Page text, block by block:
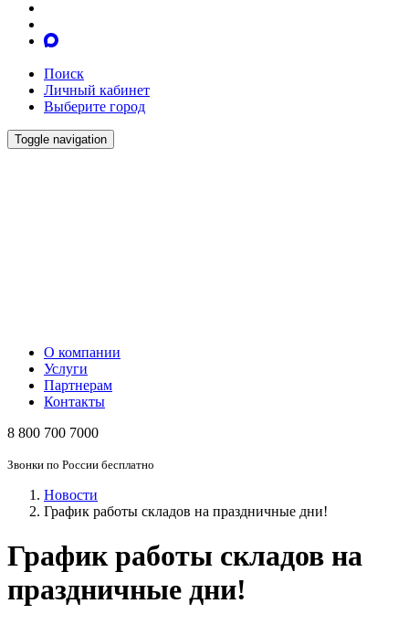
Поиск
Личный кабинет
Выберите город
Toggle navigation
О компании
Услуги
Партнерам
Контакты
8 800 700 7000
Звонки по России бесплатно
Новости
График работы складов на праздничные дни!
График работы складов на
праздничные дни!